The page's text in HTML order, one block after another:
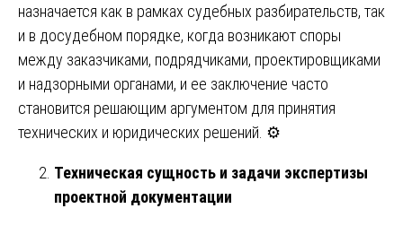
назначается как в рамках судебных разбирательств, так
и в досудебном порядке, когда возникают споры
между заказчиками, подрядчиками, проектировщиками
и надзорными органами, и ее заключение часто
становится решающим аргументом для принятия
технических и юридических решений. ⚙️
Техническая сущность и задачи экспертизы
проектной документации